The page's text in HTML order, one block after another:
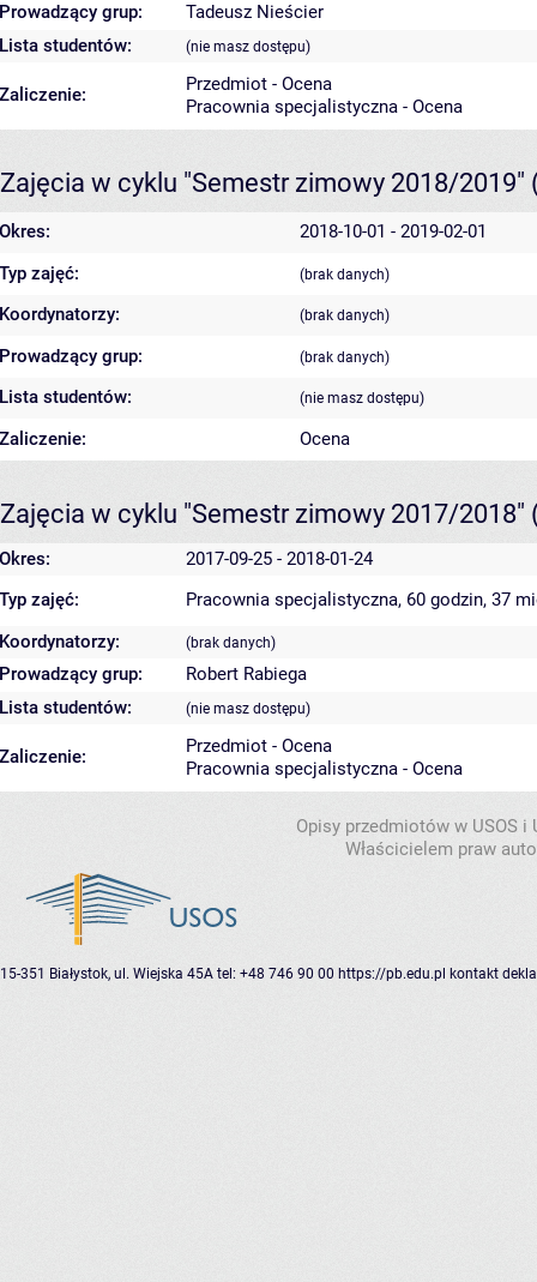
Prowadzący grup:
Tadeusz Nieścier
Lista studentów:
(nie masz dostępu)
Zaliczenie:
Przedmiot - Ocena
Pracownia specjalistyczna - Ocena
Zajęcia w cyklu "Semestr zimowy 2018/2019"
Okres:
2018-10-01 - 2019-02-01
Typ zajęć:
(brak danych)
Koordynatorzy: (brak danych)
Prowadzący grup: (brak danych)
Lista studentów: (nie masz dostępu)
Zaliczenie: Ocena
Zajęcia w cyklu "Semestr zimowy 2017/2018"
Okres:
2017-09-25 - 2018-01-24
Typ zajęć:
Pracownia specjalistyczna, 60 godzin, 37
Koordynatorzy:
(brak danych)
Prowadzący grup:
Robert Rabiega
Lista studentów:
(nie masz dostępu)
Zaliczenie:
Przedmiot - Ocena
Pracownia specjalistyczna - Ocena
Opisy przedmiotów w USOS
Właścicielem praw
15-351 Białystok, ul. Wiejska 45A tel: +48 746 90 00 https://pb.edu.pl kontakt